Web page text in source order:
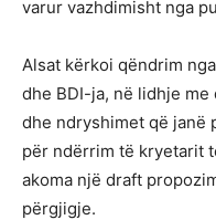
varur vazhdimisht nga
Alsat kërkoi qëndrim
dhe BDI-ja, në lidhje
dhe ndryshimet që janë
për ndërrim të kryetarit
akoma një draft
përgjigje.